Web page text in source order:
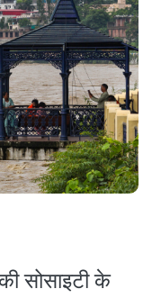
सोसाइटी के